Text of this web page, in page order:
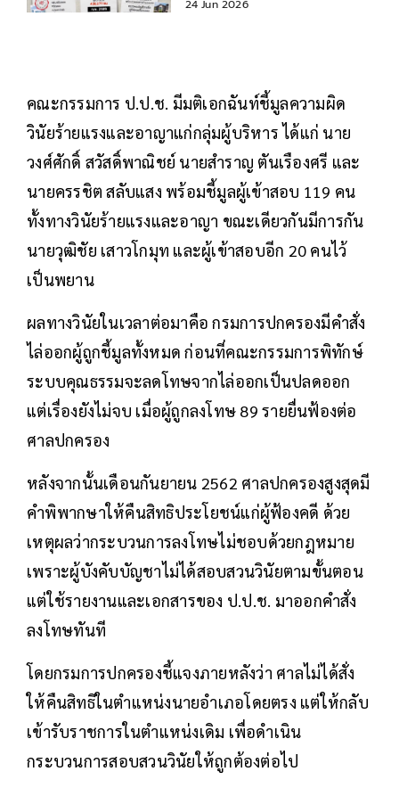
24 Jun 2026
คณะกรรมการ ป.ป.ช. มีมติเอกฉันท์ชี้มูลความผิด
วินัยร้ายแรงและอาญาแก่กลุ่มผู้บริหาร ได้แก่ นาย
วงศ์ศักดิ์ สวัสดิ์พาณิชย์ นายสำราญ ตันเรืองศรี และ
นายครรชิต สลับแสง พร้อมชี้มูลผู้เข้าสอบ 119 คน
ทั้งทางวินัยร้ายแรงและอาญา ขณะเดียวกันมีการกัน
นายวุฒิชัย เสาวโกมุท และผู้เข้าสอบอีก 20 คนไว้
เป็นพยาน
ผลทางวินัยในเวลาต่อมาคือ กรมการปกครองมีคำสั่ง
ไล่ออกผู้ถูกชี้มูลทั้งหมด ก่อนที่คณะกรรมการพิทักษ์
ระบบคุณธรรมจะลดโทษจากไล่ออกเป็นปลดออก
แต่เรื่องยังไม่จบ เมื่อผู้ถูกลงโทษ 89 รายยื่นฟ้องต่อ
ศาลปกครอง
หลังจากนั้นเดือนกันยายน 2562 ศาลปกครองสูงสุดมี
คำพิพากษาให้คืนสิทธิประโยชน์แก่ผู้ฟ้องคดี ด้วย
เหตุผลว่ากระบวนการลงโทษไม่ชอบด้วยกฎหมาย
เพราะผู้บังคับบัญชาไม่ได้สอบสวนวินัยตามขั้นตอน
แต่ใช้รายงานและเอกสารของ ป.ป.ช. มาออกคำสั่ง
ลงโทษทันที
โดยกรมการปกครองชี้แจงภายหลังว่า ศาลไม่ได้สั่ง
ให้คืนสิทธิในตำแหน่งนายอำเภอโดยตรง แต่ให้กลับ
เข้ารับราชการในตำแหน่งเดิม เพื่อดำเนิน
กระบวนการสอบสวนวินัยให้ถูกต้องต่อไป